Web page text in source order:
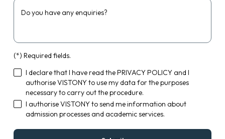
Do you have any enquiries?
(*) Required fields.
I declare that I have read thePRIVACY POLICYand I
authorise VISTONY to use my data for the purposes
necessary to carry out the procedure.
I authorise VISTONY to send me information about
admission processes and academic services.